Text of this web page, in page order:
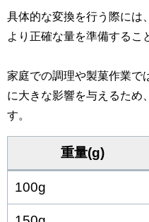
具体的な変換を行う際には
より正確な量を準備するこ
家庭での調理や製菓作業で
に大きな影響を与えるため
す。
重量(g)
100g